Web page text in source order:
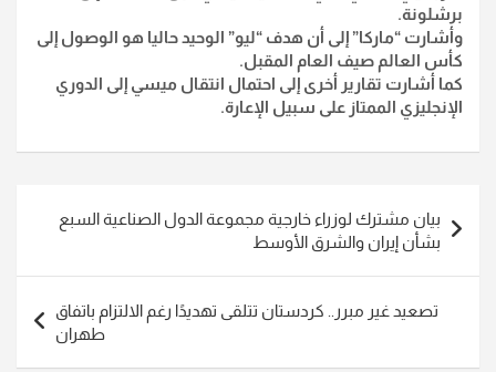
برشلونة.
وأشارت “ماركا” إلى أن هدف “ليو” الوحيد حاليا هو الوصول إلى
كأس العالم صيف العام المقبل.
كما أشارت تقارير أخرى إلى احتمال انتقال ميسي إلى الدوري
الإنجليزي الممتاز على سبيل الإعارة.
المقالات
‏بيان مشترك لوزراء خارجية مجموعة الدول الصناعية السبع
بشأن إيران والشرق الأوسط
تصعيد غير مبرر.. كردستان تتلقى تهديدًا رغم الالتزام باتفاق
طهران